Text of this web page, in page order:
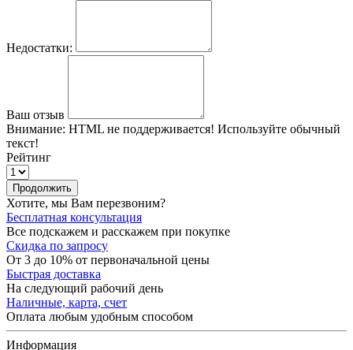
Недостатки:
Ваш отзыв
Внимание: HTML не поддерживается! Используйте обычный
текст!
Рейтинг
Продолжить
Хотите, мы Вам перезвоним?
Бесплатная консультация
Все подскажем и расскажем при покупке
Скидка по запросу
От 3 до 10% от первоначальной цены
Быстрая доставка
На следующий рабочий день
Наличные, карта, счет
Оплата любым удобным способом
Информация